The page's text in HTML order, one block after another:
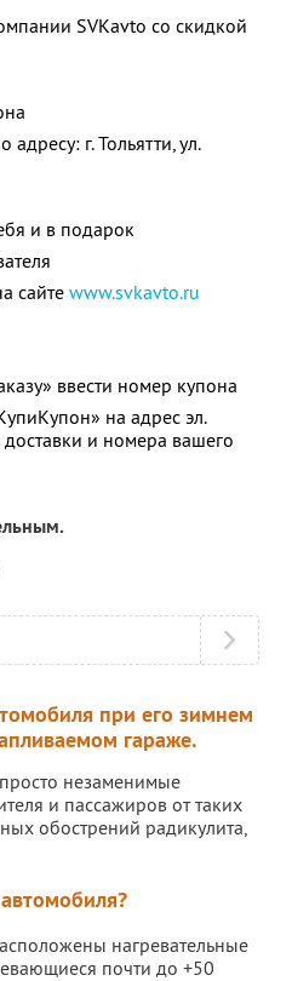
SVKavto со скидкой
г. Тольятти, ул.
и в подарок
сайте www.svkavto.ru
ввести номер купона
на адрес эл.
и номера вашего
при его зимнем
гараже.
незаменимые
и пассажиров от таких
обострений радикулита,
нагревательные
почти до +50